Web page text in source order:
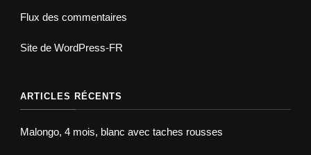
Flux des commentaires
Site de WordPress-FR
ARTICLES RÉCENTS
Malongo, 4 mois, blanc avec taches rousses